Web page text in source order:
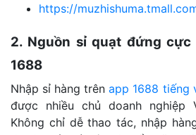
https://
2. Nguồn sỉ quạt đứng
1688
Nhập sỉ hàng trênapp 1688 tiếng
được nhiều chủ doanh nghiệp
Không chỉ dễ thao tác, nhập